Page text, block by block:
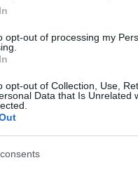
opt-out of processing my
opt-out of Collection, Use,
Data that Is Unrelated